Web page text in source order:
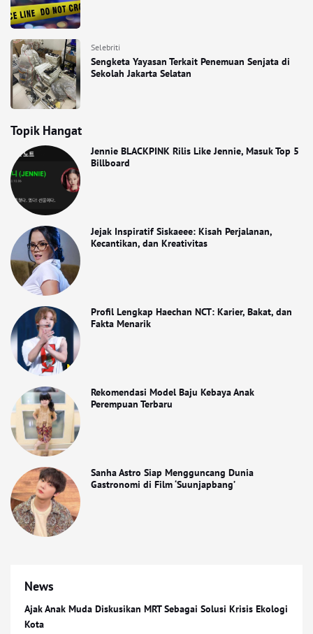
Selebriti
Sengketa Yayasan Terkait Penemuan Senjata di
Sekolah Jakarta Selatan
Topik Hangat
Jennie BLACKPINK Rilis Like Jennie, Masuk Top 5
Billboard
Jejak Inspiratif Siskaeee: Kisah Perjalanan,
Kecantikan, dan Kreativitas
Profil Lengkap Haechan NCT: Karier, Bakat, dan
Fakta Menarik
Rekomendasi Model Baju Kebaya Anak
Perempuan Terbaru
Sanha Astro Siap Mengguncang Dunia
Gastronomi di Film ‘Suunjapbang’
News
Ajak Anak Muda Diskusikan MRT Sebagai Solusi Krisis Ekologi
Kota